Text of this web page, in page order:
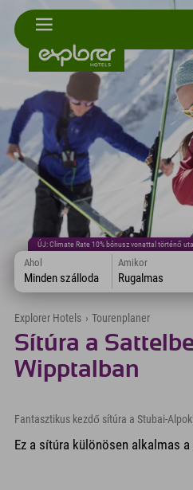
ÚJ: Climate Rate 10% bónusz vonattal történő
Ahol
Minden szálloda
Amikor
Rugalmas
Explorer Hotels › Tourenplaner
Sítúra a
Wipptalban
Fantasztikus kezdő sítúra a Stubai-
Ez a sítúra különösen alkalmas